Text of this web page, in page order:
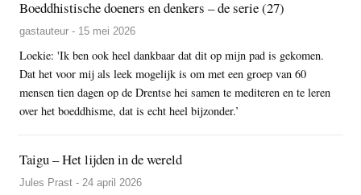
Boeddhistische doeners en denkers – de serie (27)
gastauteur - 15 mei 2026
Loekie: 'Ik ben ook heel dankbaar dat dit op mijn pad is gekomen.
Dat het voor mij als leek mogelijk is om met een groep van 60
mensen tien dagen op de Drentse hei samen te mediteren en te leren
over het boeddhisme, dat is echt heel bijzonder.’
Taigu – Het lijden in de wereld
Jules Prast - 24 april 2026